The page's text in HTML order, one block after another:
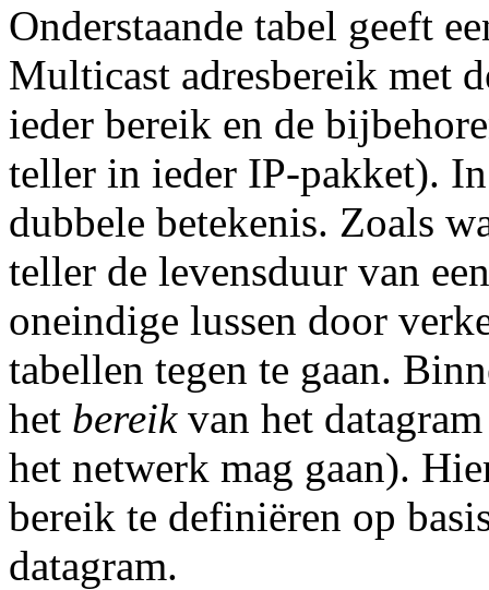
Onderstaande tabel geeft
Multicast adresbereik met
ieder bereik en de
teller in ieder IP-pakket).
dubbele betekenis. Zoals
teller de levensduur van
oneindige lussen door
tabellen tegen te gaan.
het bereikvan het
het netwerk mag gaan).
bereik te definiëren op
datagram.